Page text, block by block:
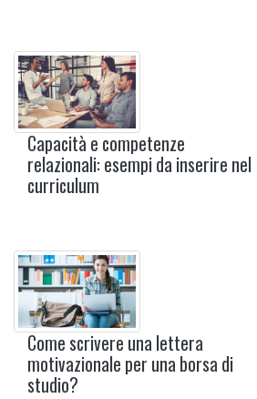
Capacità e competenze
relazionali: esempi da inserire nel
curriculum
Come scrivere una lettera
motivazionale per una borsa di
studio?